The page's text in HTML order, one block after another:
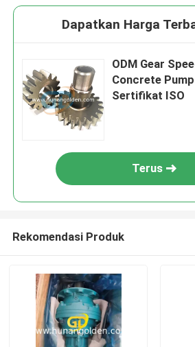
Dapatkan Harga
ODM Gear
Concrete
Sertifikat ISO
Terus
Rekomendasi Produk